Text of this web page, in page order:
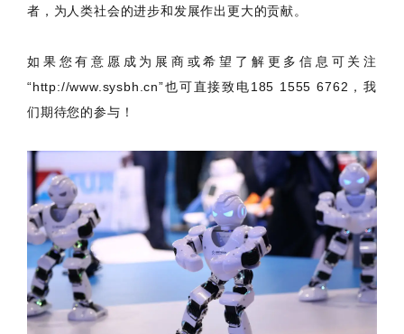
者，为人类社会的进步和发展作出更大的贡献。
如果您有意愿成为展商或希望了解更多信息可关注
“http://www.sysbh.cn”也可直接致电185 1555 6762，我
们期待您的参与！